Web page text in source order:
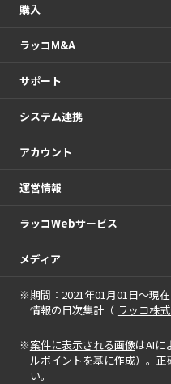
購入
ラッコM&A
サポート
システム連携
アカウント
運営情報
ラッコWebサービス
メディア
※期間：2021年01月01日～現
情報の日次集計（ ラッコ株
※案件に表示される画像はAIに
ルポイントを基に作成）。
い。